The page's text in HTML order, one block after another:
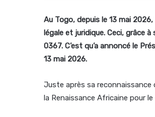
Au Togo, depuis le 13 mai
légale et juridique. Ceci, grâce
0367. C’est qu’a annoncé le
13 mai 2026.
Juste après sa reconnaissance
la Renaissance Africaine pour